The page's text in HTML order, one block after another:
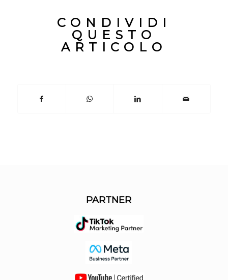
CONDIVIDI
QUESTO
ARTICOLO
PARTNER